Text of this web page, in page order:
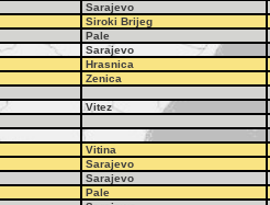
Sarajevo
Siroki Brijeg
Pale
Sarajevo
Hrasnica
Zenica
Vitez
Vitina
Sarajevo
Sarajevo
Pale